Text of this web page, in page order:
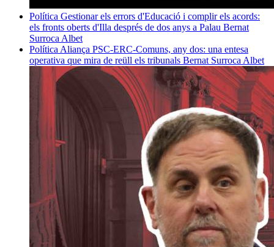
Política Gestionar els errors d'Educació i complir els acords:
els fronts oberts d'Illa després de dos anys a Palau Bernat
Surroca Albet
Política Aliança PSC-ERC-Comuns, any dos: una entesa
operativa que mira de reüll els tribunals Bernat Surroca Albet